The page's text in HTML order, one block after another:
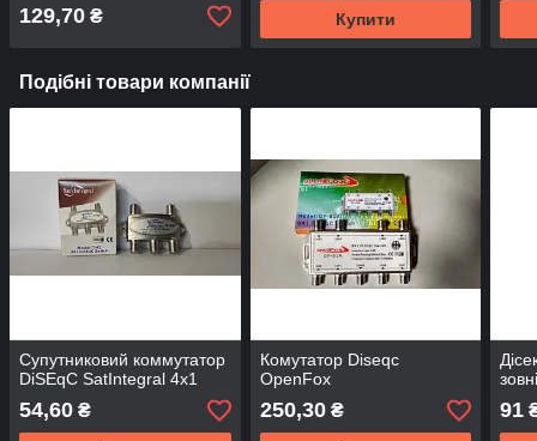
129,70 ₴ Купити
Подібні товари компанії
Супутниковий коммутатор
DiSEqC SatIntegral 4х1
54,60 ₴
Комутатор Diseqc
OpenFox
250,30₴ 91